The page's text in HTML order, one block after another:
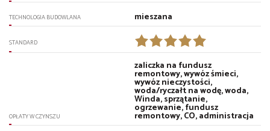
TECHNOLOGIA BUDOWLANA mieszana
STANDARD
OPŁATY W CZYNSZU
zaliczka na fundusz
remontowy, wywóz śmieci,
wywóz nieczystości,
woda/ryczałt na wodę, woda,
Winda, sprzątanie,
ogrzewanie, fundusz
remontowy, CO, administracja